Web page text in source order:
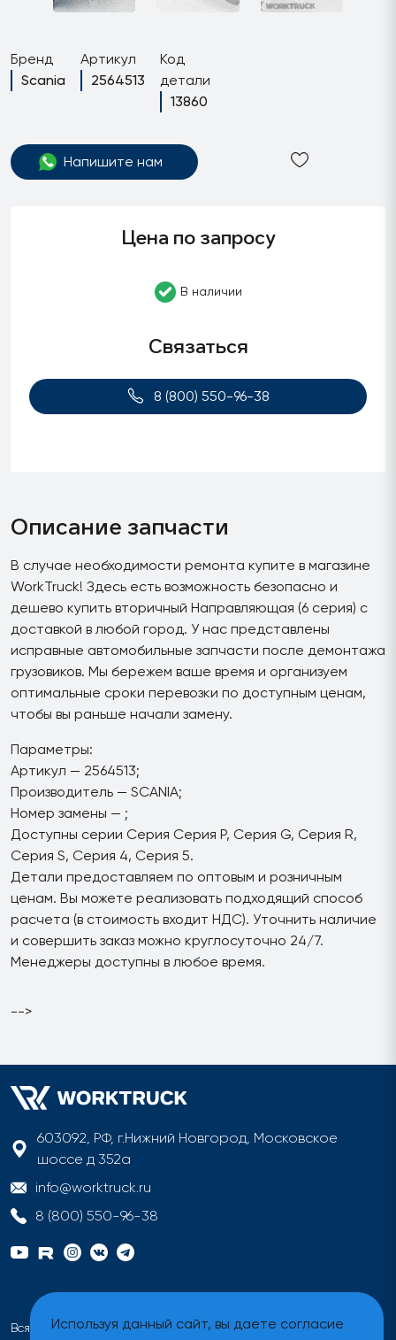
Используя данный сайт, вы даете согласие
Бренд
Scania
Артикул
2564513
Код
детали
13860
Напишите нам
Цена по запросу
В наличии
Связаться
8 (800) 550-96-38
Описание запчасти
В случае необходимости ремонта купите в магазине
WorkTruck! Здесь есть возможность безопасно и
дешево купить вторичный Направляющая (6 серия) с
доставкой в любой город. У нас представлены
исправные автомобильные запчасти после демонтажа
грузовиков. Мы бережем ваше время и организуем
оптимальные сроки перевозки по доступным ценам,
чтобы вы раньше начали замену.
Параметры:
Артикул — 2564513;
Производитель — SCANIA;
Номер замены — ;
Доступны серии Серия Серия P, Серия G, Серия R,
Серия S, Серия 4, Серия 5.
Детали предоставляем по оптовым и розничным
ценам. Вы можете реализовать подходящий способ
расчета (в стоимость входит НДС). Уточнить наличие
и совершить заказ можно круглосуточно 24/7.
Менеджеры доступны в любое время.
-->
603092, РФ, г.Нижний Новгород, Московское
шоссе д 352а
info@worktruck.ru
8 (800) 550-96-38
Вся информация на сайте имеет исключительно